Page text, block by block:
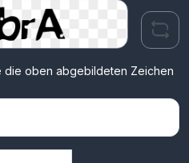
die oben abgebildeten Zeichen